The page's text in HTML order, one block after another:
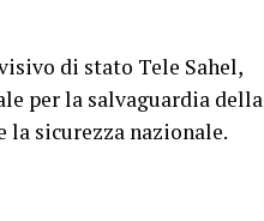
di stato Tele Sahel,
per la salvaguardia della
la sicurezza nazionale.